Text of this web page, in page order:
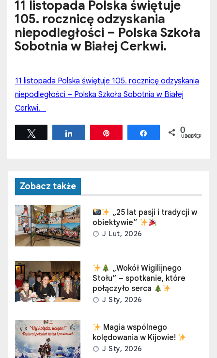
11 listopada Polska świętuje
105. rocznicę odzyskania
niepodległości – Polska Szkoła
Sobotnia w Białej Cerkwi.
11 listopada Polska świętuje 105. rocznicę odzyskania
niepodległości – Polska Szkoła Sobotnia w Białej
Cerkwi.
Udostępnij Udostępnij
0
UDOSTĘPNIEŃ
Zobacz także
„25 lat pasji i tradycji w
obiektywie”
J Lut, 2026
„Wokół Wigilijnego
Stołu” – spotkanie, które
połączyło serca
J Sty, 2026
Magia wspólnego
kolędowania w Kijowie!
J Sty, 2026